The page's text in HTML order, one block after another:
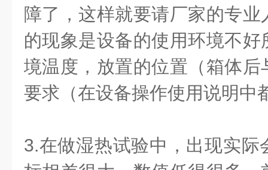
障了，这样就要请厂家的专
的现象是设备的使用环境不
境温度，放置的位置（箱体
要求（在设备操作使用说明中
3.在做湿热试验中，出现实际